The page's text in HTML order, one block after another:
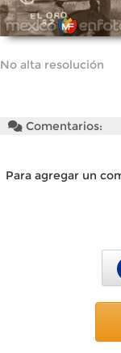
No alta resolución
Comentarios:
Para agregar un